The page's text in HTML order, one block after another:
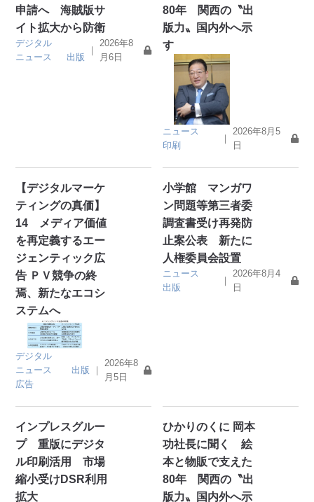
申請へ 海賊版サ
イト拡大から防衛
デジタル
ニュース
出版
｜
2026年8
月6日
80年 関西の〝出
版力〟国内外へ示
す
ニュース
印刷
｜
2026年8月5
日
【デジタルマーケ
ティングの真価】
14 メディア価値
を再定義するエー
ジェンティック広
告 ＰＶ競争の終
焉、新たなエコシ
ステムへ
デジタル
ニュース
出版
広告
｜
2026年8
月5日
小学館 マンガワ
ン問題等第三者委
調査書受け再発防
止案公表 新たに
人権委員会設置
ニュース
出版
｜
2026年8月4
日
インプレスグルー
プ 重版にデジタ
ル印刷活用 市場
縮小受けDSR利用
拡大
ひかりのくに 岡本
功社長に聞く 絵
本と物販で支えた
80年 関西の〝出
版力〟国内外へ示